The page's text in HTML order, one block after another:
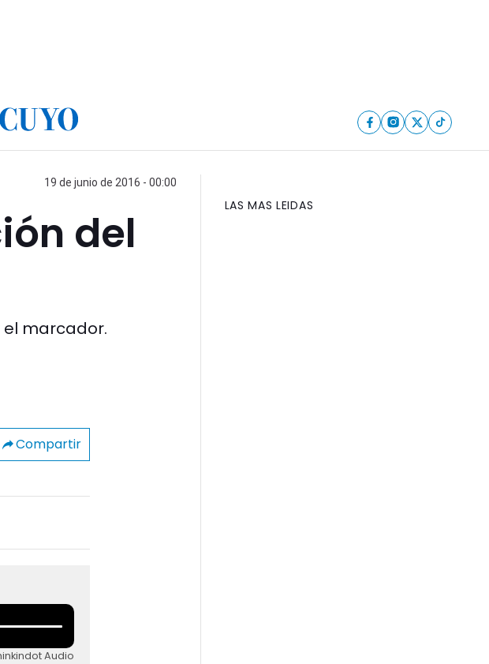
19 de junio de 2016 - 00:00
del
marcador.
Compartir
Audio
LAS MAS LEIDAS